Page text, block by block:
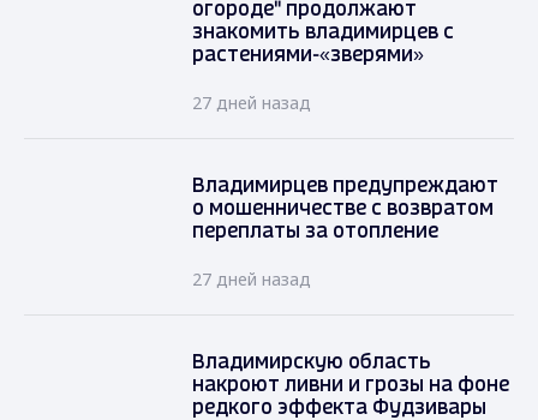
огороде" продолжают
знакомить владимирцев с
растениями-«зверями»
27 дней назад
Владимирцев предупреждают
о мошенничестве с возвратом
переплаты за отопление
27 дней назад
Владимирскую область
накроют ливни и грозы на фоне
редкого эффекта Фудзивары